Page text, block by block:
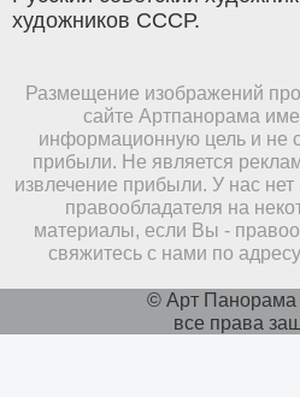
художников СССР.
Размещение изображений
сайте Артпанорама
информационную цель и не
прибыли. Не является
извлечение прибыли. У нас
правообладателя на
материалы, если Вы -
свяжитесь с нами по адресу
© Арт Панорама
все права